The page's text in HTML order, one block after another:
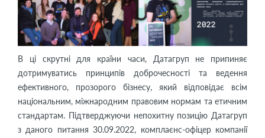
В ці скрутні для країни часи, Датагруп не припиняє
дотримуватись принципів доброчесності та ведення
ефективного, прозорого бізнесу, який відповідає всім
національним, міжнародним правовим нормам та етичним
стандартам. Підтверджуючи непохитну позицію Датагруп
з даного питання 30.09.2022, комплаєнс-офіцер компанії